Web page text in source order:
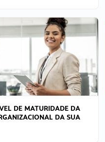
DE MATURIDADE DA
DA SUA